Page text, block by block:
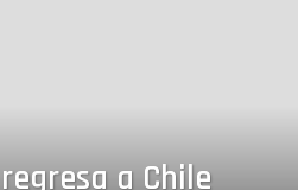
a Chile